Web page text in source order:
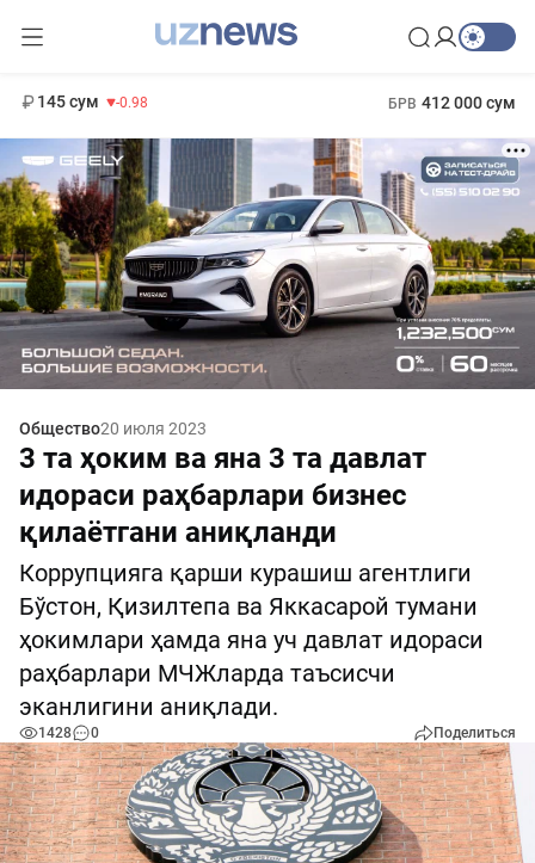
145 сум -0.98 БРВ 412 000 сум
Общество20 июля 2023
3 та ҳоким ва яна 3 та давлат
идораси раҳбарлари бизнес
қилаётгани аниқланди
Коррупцияга қарши курашиш агентлиги
Бўстон, Қизилтепа ва Яккасарой тумани
ҳокимлари ҳамда яна уч давлат идораси
раҳбарлари МЧЖларда таъсисчи
эканлигини аниқлади.
1428 0 Поделиться